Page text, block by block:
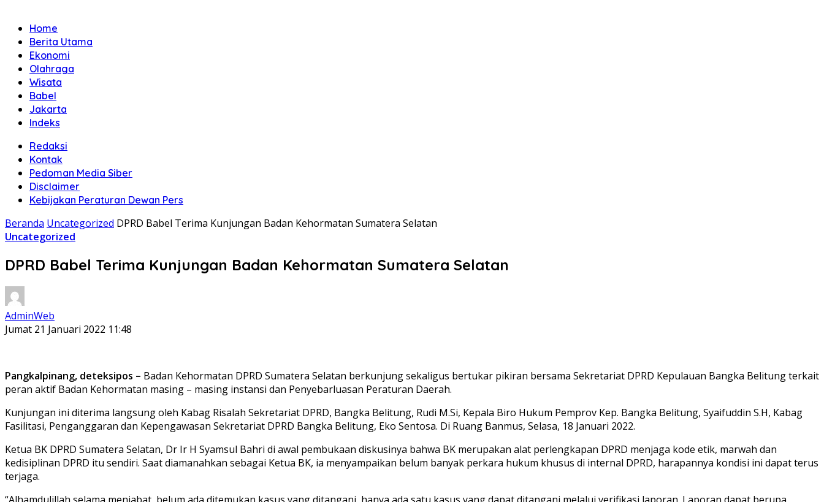
Home
Berita Utama
Ekonomi
Olahraga
Wisata
Babel
Jakarta
Indeks
Redaksi
Kontak
Pedoman Media Siber
Disclaimer
Kebijakan Peraturan Dewan Pers
Beranda Uncategorized DPRD Babel Terima Kunjungan Badan Kehormatan Sumatera Selatan
Uncategorized
DPRD Babel Terima Kunjungan Badan Kehormatan Sumatera Selatan
AdminWeb
Jumat 21 Januari 2022 11:48
Pangkalpinang, deteksipos – Badan Kehormatan DPRD Sumatera Selatan berkunjung sekaligus bertukar pikiran bersama Sekretariat DPRD Kepulauan Bangka Belitung terkait
peran aktif Badan Kehormatan masing – masing instansi dan Penyebarluasan Peraturan Daerah.
Kunjungan ini diterima langsung oleh Kabag Risalah Sekretariat DPRD, Bangka Belitung, Rudi M.Si, Kepala Biro Hukum Pemprov Kep. Bangka Belitung, Syaifuddin S.H, Kabag
Fasilitasi, Penganggaran dan Kepengawasan Sekretariat DPRD Bangka Belitung, Eko Sentosa. Di Ruang Banmus, Selasa, 18 Januari 2022.
Ketua BK DPRD Sumatera Selatan, Dr Ir H Syamsul Bahri di awal pembukaan diskusinya bahwa BK merupakan alat perlengkapan DPRD menjaga kode etik, marwah dan
kedisiplinan DPRD itu sendiri. Saat diamanahkan sebagai Ketua BK, ia menyampaikan belum banyak perkara hukum khusus di internal DPRD, harapannya kondisi ini dapat terus
terjaga.